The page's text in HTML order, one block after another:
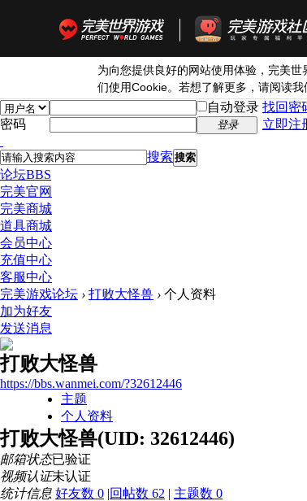
为向您提供良好的网站使用体验，完美
们使用Cookie。若想了解更多，请阅读我
自动登录 找回密
密码
登录 立即注
搜索 搜索
论坛BBS
完美官网
完美商城
道具商城
会员中心
充值中心
客服中心
完美游戏论坛 › 打败大怪兽 › 个人资料
加为好友
发送消息
打败大怪兽
https://bbs.wanmei.com/?32612446
主题
个人资料
打败大怪兽(UID: 32612446)
邮箱状态已验证
视频认证未认证
统计信息 好友数 0 |回帖数 62 | 主题数 0